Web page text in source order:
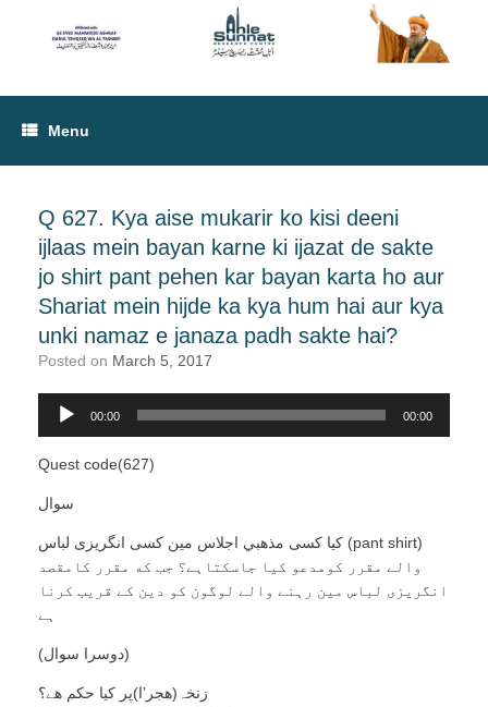
Menu
Q 627. Kya aise mukarir ko kisi deeni
ijlaas mein bayan karne ki ijazat de sakte
jo shirt pant pehen kar bayan karta ho aur
Shariat mein hijde ka kya hum hai aur kya
unki namaz e janaza padh sakte hai?
Posted on March 5, 2017
Audio
00:00 00:00
Quest code(627)
سوال
کیا کسی مذهبي اجلاس مین کسی انگریزی لباس (pant shirt)
والے مقرر کومدعو کیا جاسکتاہے؟ جب كه مقرر كامقصد
انگریزی لباس مین رہنے والے لوگون کو دین کے قریب کرنا
ہے
(دوسرا سوال)
زنخہ(هجر’ا)پر کیا حكم هے؟